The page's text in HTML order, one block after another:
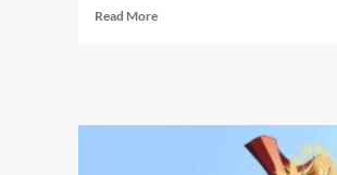
Read More